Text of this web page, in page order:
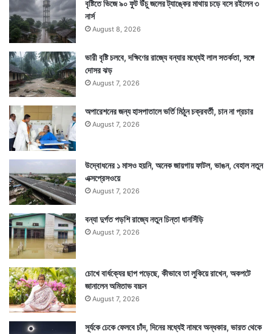
বৃষ্টিতে ভিজে ৯০ ফুট উঁচু জলের ট্যাঙ্কের মাথায় চড়ে বসে রইলেন ৩
নার্স
August 8, 2026
ভারী বৃষ্টি চলবে, দক্ষিণের রাজ্যে বন্যার মধ্যেই লাল সতর্কতা, সঙ্গে
দোসর ঝড়
August 7, 2026
অপারেশনের জন্য হাসপাতালে ভর্তি মিঠুন চক্রবর্তী, চান না প্রচার
August 7, 2026
উদ্বোধনের ১ মাসও হয়নি, অনেক জায়গায় ফাটল, ভাঙন, বেহাল নতুন
এক্সপ্রেসওয়ে
August 7, 2026
বন্যা দুর্গত পড়শি রাজ্যে নতুন চিন্তা ধানসিঁড়ি
August 7, 2026
চোখে বার্ধক্যের ছাপ পড়েছে, কীভাবে তা লুকিয়ে রাখেন, অকপটে
জানালেন অমিতাভ বচ্চন
August 7, 2026
সূর্যকে ঢেকে ফেলবে চাঁদ, দিনের মধ্যেই নামবে অন্ধকার, ভারত থেকে